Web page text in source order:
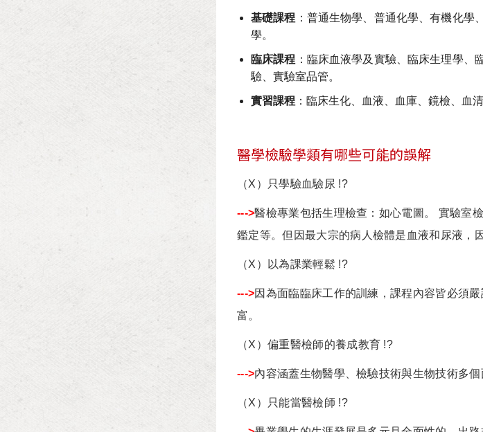
基礎課程 ：普通生物學、普通化學、有機化
學。
臨床課程 ：臨床血液學及實驗、臨床生理學
驗、實驗室品管。
實習課程 ：臨床生化、血液、血庫、鏡檢、血
醫學檢驗學類有哪些可能的誤解
（X）只學驗血驗尿 !?
--->醫檢專業包括生理檢查：如心電圖。 實驗室
鑑定等。但因最大宗的病人檢體是血液和尿液，
（X）以為課業輕鬆 !?
--->因為面臨臨床工作的訓練，課程內容皆必須
富。
（X）偏重醫檢師的養成教育 !?
--->內容涵蓋生物醫學、檢驗技術與生物技術多
（X）只能當醫檢師 !?